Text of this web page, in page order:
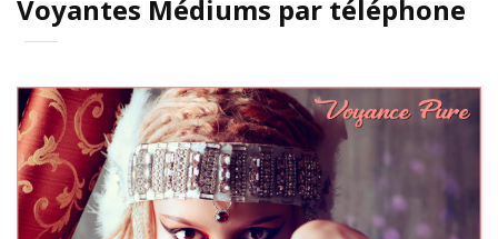
Voyantes Médiums par téléphone